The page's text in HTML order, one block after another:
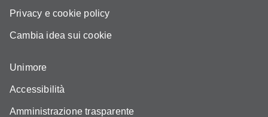
Privacy e cookie policy
Cambia idea sui cookie
Unimore
Accessibilità
Amministrazione trasparente